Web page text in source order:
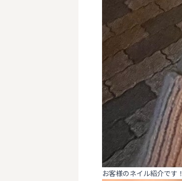
お客様のネイル紹介です！